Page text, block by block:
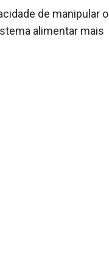
de manipular o
alimentar mais